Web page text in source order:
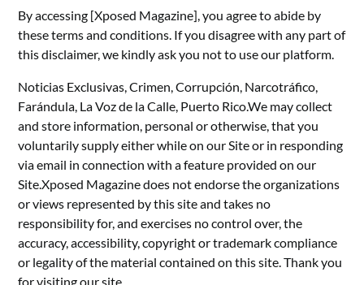
By accessing [Xposed Magazine], you agree to abide by
these terms and conditions. If you disagree with any part of
this disclaimer, we kindly ask you not to use our platform.
Noticias Exclusivas, Crimen, Corrupción, Narcotráfico,
Farándula, La Voz de la Calle, Puerto Rico.We may collect
and store information, personal or otherwise, that you
voluntarily supply either while on our Site or in responding
via email in connection with a feature provided on our
Site.Xposed Magazine does not endorse the organizations
or views represented by this site and takes no
responsibility for, and exercises no control over, the
accuracy, accessibility, copyright or trademark compliance
or legality of the material contained on this site. Thank you
for visiting our site.